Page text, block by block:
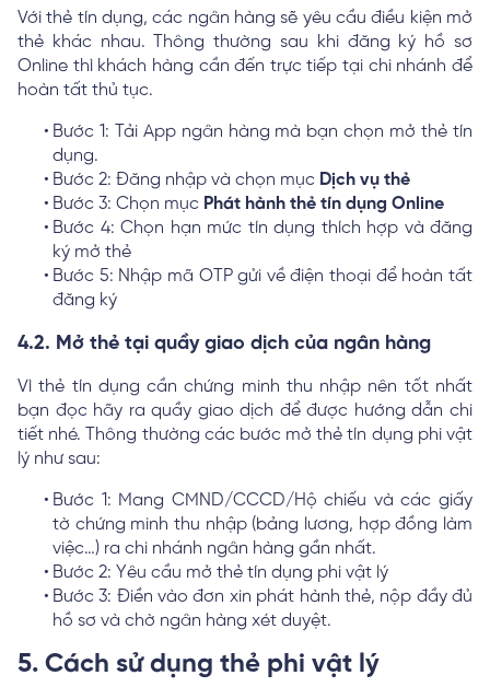
Với thẻ tín dụng, các ngân hàng sẽ yêu cầu điều kiện mở
thẻ khác nhau. Thông thường sau khi đăng ký hồ sơ
Online thì khách hàng cần đến trực tiếp tại chi nhánh để
hoàn tất thủ tục.
Bước 1: Tải App ngân hàng mà bạn chọn mở thẻ tín
dụng.
Bước 2: Đăng nhập và chọn mục Dịch vụ thẻ
Bước 3: Chọn mục Phát hành thẻ tín dụng Online
Bước 4: Chọn hạn mức tín dụng thích hợp và đăng
ký mở thẻ
Bước 5: Nhập mã OTP gửi về điện thoại để hoàn tất
đăng ký
4.2. Mở thẻ tại quầy giao dịch của ngân hàng
Vì thẻ tín dụng cần chứng minh thu nhập nên tốt nhất
bạn đọc hãy ra quầy giao dịch để được hướng dẫn chi
tiết nhé. Thông thường các bước mở thẻ tín dụng phi vật
lý như sau:
Bước 1: Mang CMND/CCCD/Hộ chiếu và các giấy
tờ chứng minh thu nhập (bảng lương, hợp đồng làm
việc…) ra chi nhánh ngân hàng gần nhất.
Bước 2: Yêu cầu mở thẻ tín dụng phi vật lý
Bước 3: Điền vào đơn xin phát hành thẻ, nộp đầy đủ
hồ sơ và chờ ngân hàng xét duyệt.
5. Cách sử dụng thẻ phi vật lý